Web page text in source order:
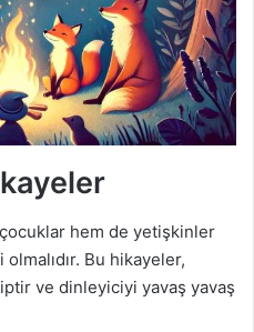
hem de yetişkinler
Bu hikayeler,
ve dinleyiciyi yavaş yavaş